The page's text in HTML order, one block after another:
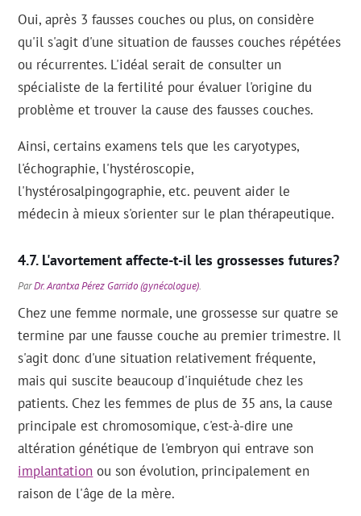
Oui, après 3 fausses couches ou plus, on considère
qu'il s'agit d'une situation de fausses couches répétées
ou récurrentes. L'idéal serait de consulter un
spécialiste de la fertilité pour évaluer l'origine du
problème et trouver la cause des fausses couches.
Ainsi, certains examens tels que les caryotypes,
l'échographie, l'hystéroscopie,
l'hystérosalpingographie, etc. peuvent aider le
médecin à mieux s'orienter sur le plan thérapeutique.
L'avortement affecte-t-il les grossesses futures?
ParDr. Arantxa Pérez Garrido (gynécologue).
Chez une femme normale, une grossesse sur quatre se
termine par une fausse couche au premier trimestre. Il
s'agit donc d'une situation relativement fréquente,
mais qui suscite beaucoup d'inquiétude chez les
patients. Chez les femmes de plus de 35 ans, la cause
principale est chromosomique, c'est-à-dire une
altération génétique de l'embryon qui entrave son
implantation ou son évolution, principalement en
raison de l'âge de la mère.